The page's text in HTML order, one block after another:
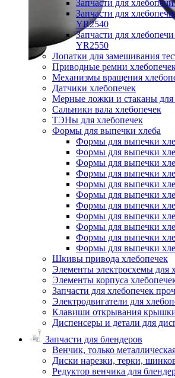
Запчасти для
Запчасти для
YR2540
Запчасти для
YR2550
Лопатки для замешивания
Приводные ремни
Механизмы вращения
Датчики хлебопечек
Мерные ложки и стаканы для
Сальники вала хлебопечек
ТЭНы для хлебопечек
Формы для выпечки хлеба
Формы для выпечки
Формы для выпечки
Формы для выпечки
Формы для выпечки
Формы для выпечки
Формы для выпечки
Формы для выпечки
Формы для выпечки
Формы для выпечки
Формы для выпечки
Формы для выпечки
Шкивы привода хлебопечек
Элементы электросхемы для
Элементы корпуса
Запчасти для хлебопечек
Электродвигатели для
Клавиши открывания
Диспенсеры и детали для
Запчасти для блендеров
Венчик, только
Диски нарезки, терки,
Редуктор венчика для